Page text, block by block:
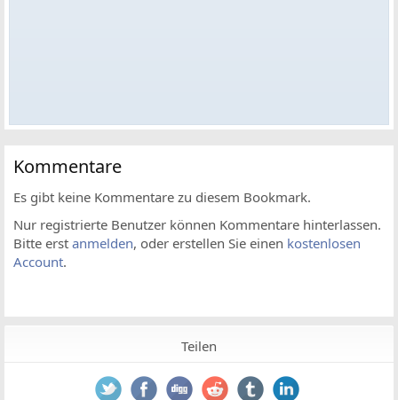
Kommentare
Es gibt keine Kommentare zu diesem Bookmark.
Nur registrierte Benutzer können Kommentare hinterlassen.
Bitte erst anmelden, oder erstellen Sie einen kostenlosen
Account.
Teilen